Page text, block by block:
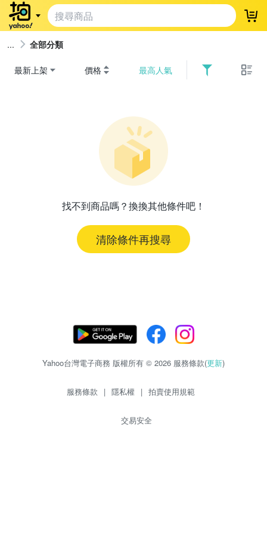
登
全部分類
最新上架 價格 最高人氣
找不到商品嗎？換換其他條件吧！
清除條件再搜尋
Yahoo台灣電子商務 版權所有 © 2026 服務條款(更新)
服務條款 | 隱私權 | 拍賣使用規範
交易安全